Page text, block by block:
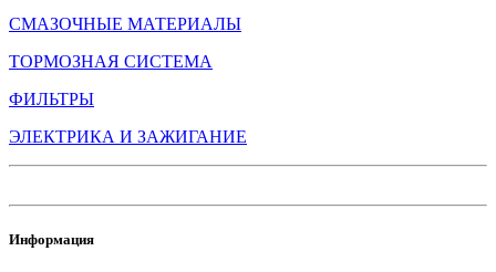
СМАЗОЧНЫЕ МАТЕРИАЛЫ
ТОРМОЗНАЯ СИСТЕМА
ФИЛЬТРЫ
ЭЛЕКТРИКА И ЗАЖИГАНИЕ
Информация